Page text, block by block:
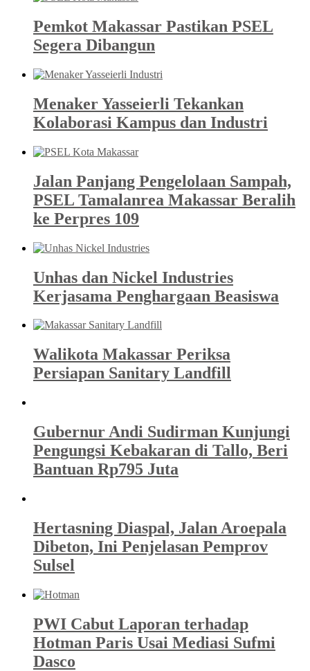
Pemkot Makassar Pastikan PSEL
Segera Dibangun
Menaker Yasseierli Tekankan
Kolaborasi Kampus dan Industri
Jalan Panjang Pengelolaan Sampah,
PSEL Tamalanrea Makassar Beralih
ke Perpres 109
Unhas dan Nickel Industries
Kerjasama Penghargaan Beasiswa
Walikota Makassar Periksa
Persiapan Sanitary Landfill
Gubernur Andi Sudirman Kunjungi
Pengungsi Kebakaran di Tallo, Beri
Bantuan Rp795 Juta
Hertasning Diaspal, Jalan Aroepala
Dibeton, Ini Penjelasan Pemprov
Sulsel
PWI Cabut Laporan terhadap
Hotman Paris Usai Mediasi Sufmi
Dasco